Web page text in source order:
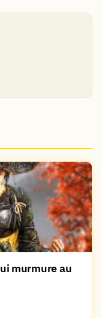
murmure au